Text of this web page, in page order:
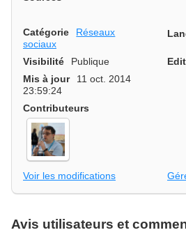
Catégorie
Réseaux
sociaux
Visibilité Publique
Mis à jour
11 oct. 2014
23:59:24
Contributeurs
Voir les modifications
Avis utilisateurs et